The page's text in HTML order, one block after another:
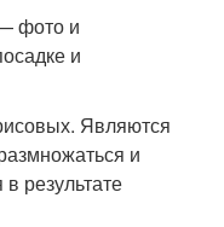
Являются
и
результате